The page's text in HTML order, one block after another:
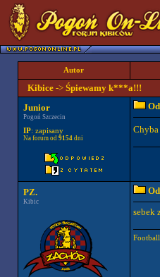
Autor
Kibice-> Śpiewamy k***a!!!
Junior
Pogoń Szczecin
IP: zapisany
Na forum od 9154dni
Chyba
PZ.
Kibic
sebek